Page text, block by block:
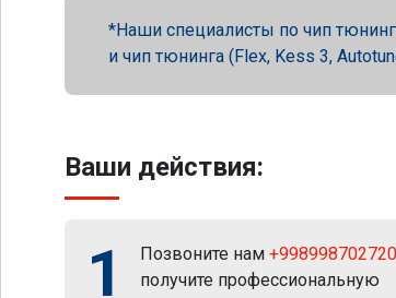
Наши специалисты по чип
и чип тюнинга (Flex, Kess 3,
Ваши действия:
1 Позвоните нам +998998702720
получите профессиональную